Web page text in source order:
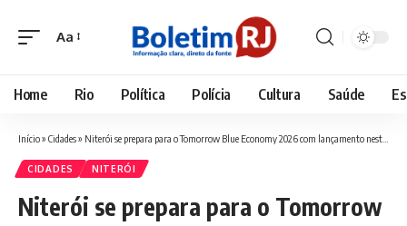
Font
Aa
Home Rio Política Polícia Cultura Saúde
Início» Cidades» Niterói se prepara para o Tomorrow Blue Economy 2026 com lançamento nesta quinta (11) – Prefeitura Municipal de Niterói
CIDADES NITERÓI
Niterói se prepara para o Tomorrow